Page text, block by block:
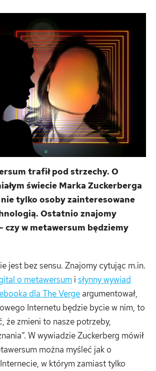
trafił pod strzechy. O
świecie Marka Zuckerberga
tylko osoby zainteresowane
Ostatnio znajomy
czy w metawersum będziemy
jest bez sensu. Znajomy cytując m.in.
o metawersum i słynny wywiad
dla The Vergeargumentował,
Internetu będzie bycie w nim, to
że zmieni to nasze potrzeby,
W wywiadzie Zuckerberg mówił
można myśleć jak o
w którym zamiast tylko